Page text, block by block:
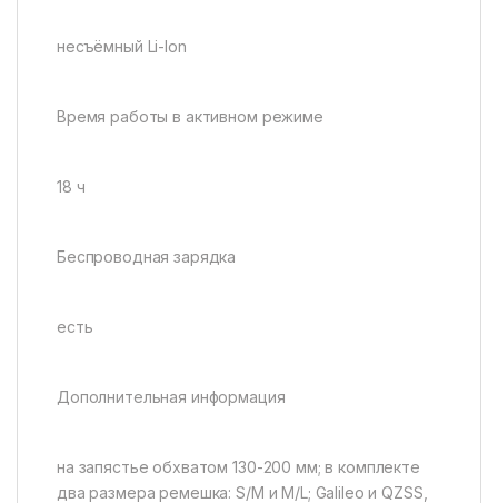
несъёмный Li-Ion
Время работы в активном режиме
18 ч
Беспроводная зарядка
есть
Дополнительная информация
на запястье обхватом 130-200 мм; в комплекте
два размера ремешка: S/M и M/L; Galileo и QZSS,